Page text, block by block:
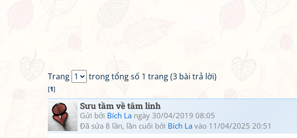
Trang trong tổng số 1 trang (3 bài trả lời)
[1]
Sưu tầm về tâm linh
Gửi bởi Bích La ngày 30/04/2019 08:05
Đã sửa 8 lần, lần cuối bởi Bích La vào 11/04/2025 20:51